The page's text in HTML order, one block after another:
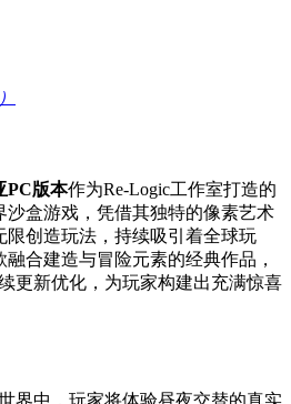
PC版本作为Re-Logic工作室打造的
沙盒游戏，凭借其独特的像素艺术
限创造玩法，持续吸引着全球玩
融合建造与冒险元素的经典作品，
更新优化，为玩家构建出充满惊喜
界中，玩家将体验昼夜交替的真实